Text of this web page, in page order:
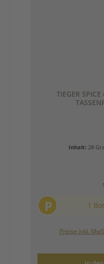
TIEGER
Inhalt: 28
P 1
Preise inkl.